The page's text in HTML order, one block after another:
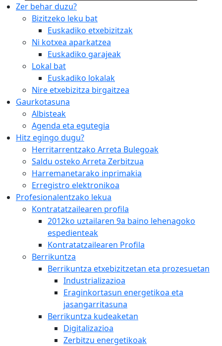
Zer behar duzu?
Bizitzeko leku bat
Euskadiko etxebizitzak
Ni kotxea aparkatzea
Euskadiko garajeak
Lokal bat
Euskadiko lokalak
Nire etxebizitza birgaitzea
Gaurkotasuna
Albisteak
Agenda eta egutegia
Hitz egingo dugu?
Herritarrentzako Arreta Bulegoak
Saldu osteko Arreta Zerbitzua
Harremanetarako inprimakia
Erregistro elektronikoa
Profesionalentzako lekua
Kontratatzailearen profila
2012ko uztailaren 9a baino lehenagoko
espedienteak
Kontratatzailearen Profila
Berrikuntza
Berrikuntza etxebizitzetan eta prozesuetan
Industrializazioa
Eraginkortasun energetikoa eta
jasangarritasuna
Berrikuntza kudeaketan
Digitalizazioa
Zerbitzu energetikoak